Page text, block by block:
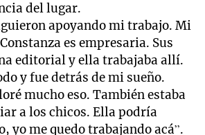
del lugar.
apoyando mi trabajo. Mi
es empresaria. Sus
editorial y ella trabajaba allí.
y fue detrás de mi sueño.
mucho eso. También estaba
a los chicos. Ella podría
yo me quedo trabajando acá”.